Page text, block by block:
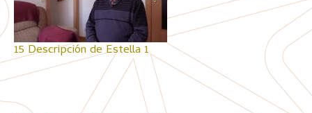
15 Descripción de Estella 1